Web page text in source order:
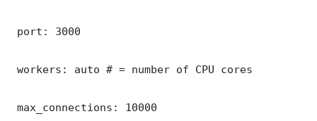
port: 3000
workers: auto # = number of CPU cores
max_connections: 10000